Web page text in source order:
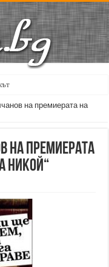
винаги е и сила, и
на премиерата на
на премиерата
никой“